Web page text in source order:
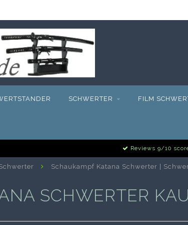
SCHWERTER FILM
Reviews 9/10
Schaukampf Katana Schwerter |
SCHWERTER